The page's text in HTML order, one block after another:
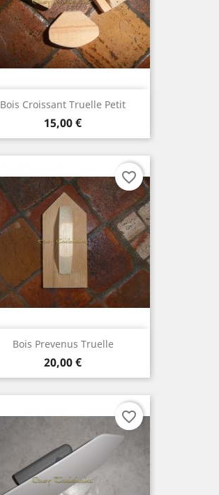
Bois Croissant Truelle Petit
Prix
15,00 €
Bois Prevenus Truelle
Prix
20,00 €
favorite_border
favorite_border